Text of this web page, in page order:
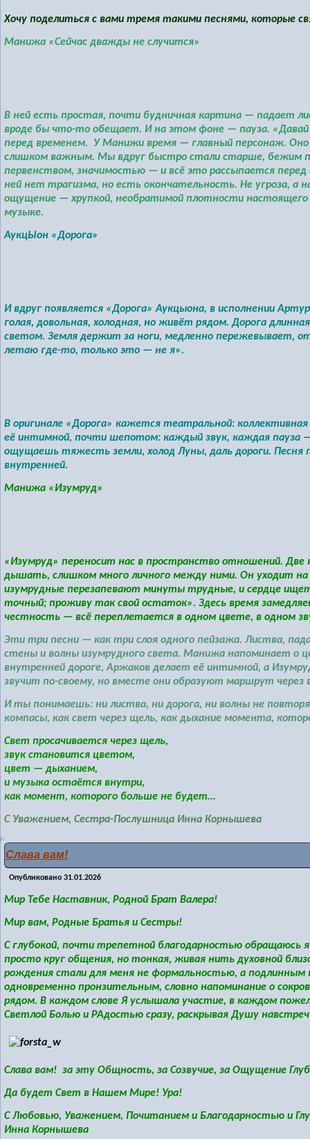
Хочу поделиться с вами тремя такими песнями, которые
Манижа «Сейчас дважды не случится»
В ней есть простая, почти будничная картина — падает
вроде бы что-то обещает. И на этом фоне — пауза. «Давай
перед временем. У Манижи время — главный персонаж.
слишком важным. Мы вдруг быстро стали старше, бежим
первенством, значимостью — и всё это рассыпается перед
ней нет трагизма, но есть окончательность. Не угроза, а
ощущение — хрупкой, необратимой плотности
музыке.
АукцЫон «Дорога»
И вдруг появляется «Дорога» Аукцыона, в исполнении
голая, довольная, холодная, но живёт рядом. Дорога
светом. Земля держит за ноги, медленно пережевывает,
летаю где-то, только это — не я».
В оригинале «Дорога» кажется театральной:
её интимной, почти шепотом: каждый звук, каждая пауза
ощущаешь тяжесть земли, холод Луны, даль дороги.
внутренней.
Манижа «Изумруд»
«Изумруд» переносит нас в пространство отношений.
дышать, слишком много личного между ними. Он уходит
изумрудные перезапевают минуты трудные, и сердце
точный; проживу так свой остаток». Здесь время
честность — всё переплетается в одном цвете, в одном
Эти три песни — как три слоя одного пейзажа. Листва,
стены и волны изумрудного света. Манижа напоминает о
внутренней дороге, Аржаков делает её интимной, а
звучит по-своему, но вместе они образуют маршрут через
И ты понимаешь: ни листва, ни дорога, ни волны не
компасы, как свет через щель, как дыхание момента,
Свет просачивается через щель,
звук становится цветом,
цвет — дыханием,
и музыка остаётся внутри,
как момент, которого больше не будет…
С Уважением, Сестра-Послушница Инна Корнышева
Слава вам!
Опубликовано 31.01.2026
Мир Тебе Наставник, Родной Брат Валера!
Мир вам, Родные Братья и Сестры!
С глубокой, почти трепетной благодарностью обращаюсь
просто круг общения, но тонкая, живая нить духовной
рождения стали для меня не формальностью, а подлинным
одновременно пронзительным, словно напоминание о
рядом. В каждом слове Я услышала участие, в каждом
Светлой Болью и РАдостью сразу, раскрывая Душу
Слава вам! за эту Общность, за Созвучие, за Ощущение
Да будет Свет в Нашем Мире! Ура!
С Любовью, Уважением, Почитанием и Благодарностью и
Инна Корнышева